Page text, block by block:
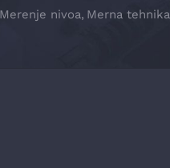
Merenje nivoa Merna tehnika